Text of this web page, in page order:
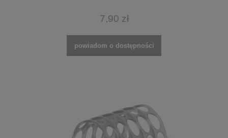
7,90 zł
powiadom o dostępności